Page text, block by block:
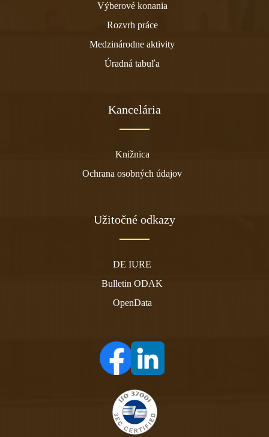
Výberové konania
Rozvrh práce
Medzinárodne aktivity
Úradná tabuľa
Kancelária
Knižnica
Ochrana osobných údajov
Užitočné odkazy
DE IURE
Bulletin ODAK
OpenData
(otvára sa v novom tabe)
(otvára sa v novom tabe)